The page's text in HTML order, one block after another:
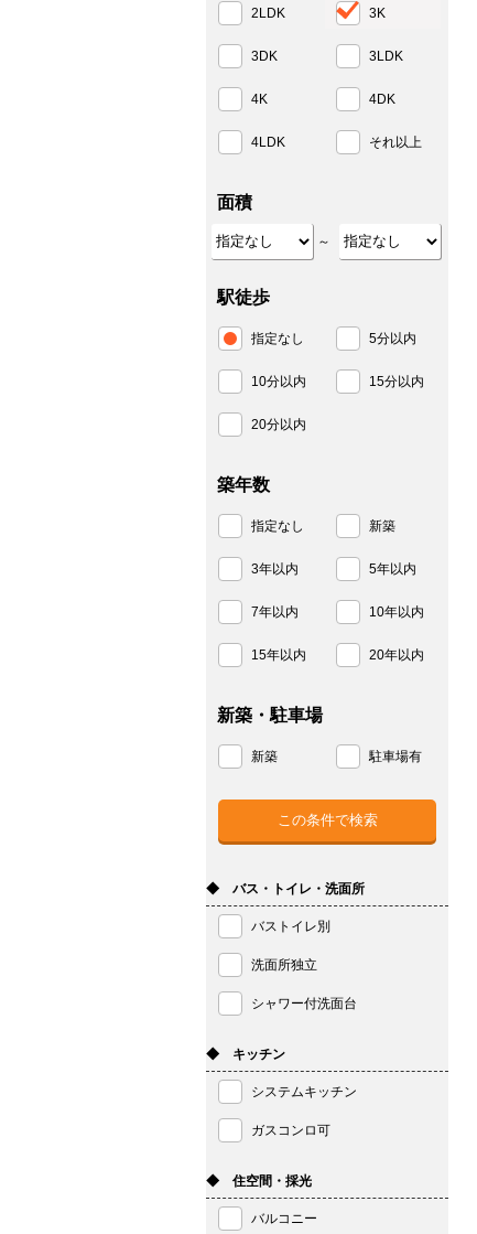
2LDK 3K
3DK 3LDK
4K 4DK
4LDK それ以上
面積
～
駅徒歩
指定なし 5分以内
10分以内 15分以内
20分以内
築年数
指定なし 新築
3年以内 5年以内
7年以内 10年以内
15年以内 20年以内
新築・駐車場
新築 駐車場有
◆ バス・トイレ・洗面所
バストイレ別
洗面所独立
シャワー付洗面台
◆ キッチン
システムキッチン
ガスコンロ可
◆ 住空間・採光
バルコニー